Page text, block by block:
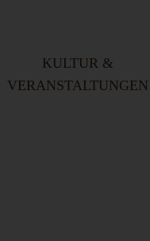
KULTUR &
VERANSTALTUNGEN